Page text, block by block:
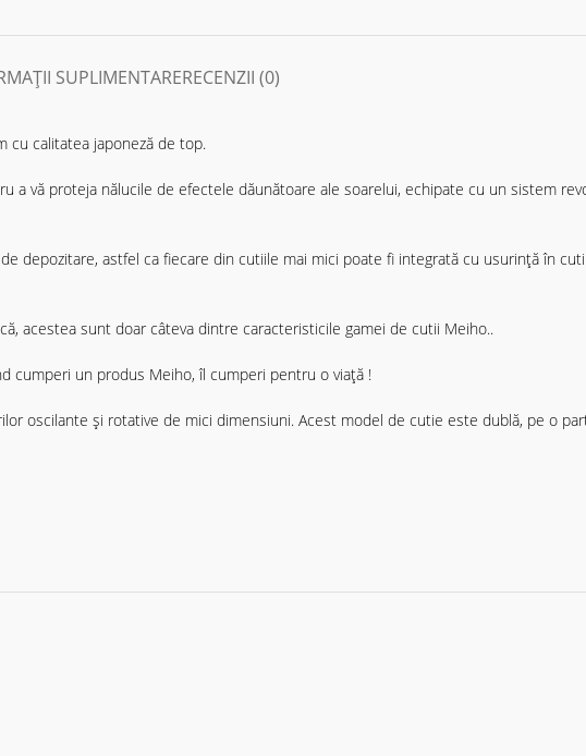
SUPLIMENTARERECENZII (0)
cu calitatea japoneză de top.
vă proteja nălucile de efectele dăunătoare ale soarelui, echipate cu un sistem
depozitare, astfel ca fiecare din cutiile mai mici poate fi integrată cu usurință în
acestea sunt doar câteva dintre caracteristicile gamei de cutii Meiho..
cumperi un produs Meiho, îl cumperi pentru o viață !
oscilante și rotative de mici dimensiuni. Acest model de cutie este dublă, pe o